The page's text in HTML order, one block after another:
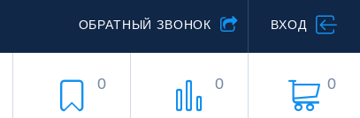
ВХОД
ОБРАТНЫЙ ЗВОНОК
0
0 0